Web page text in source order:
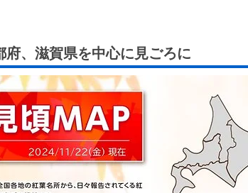
府、滋賀県を中心に見ごろに